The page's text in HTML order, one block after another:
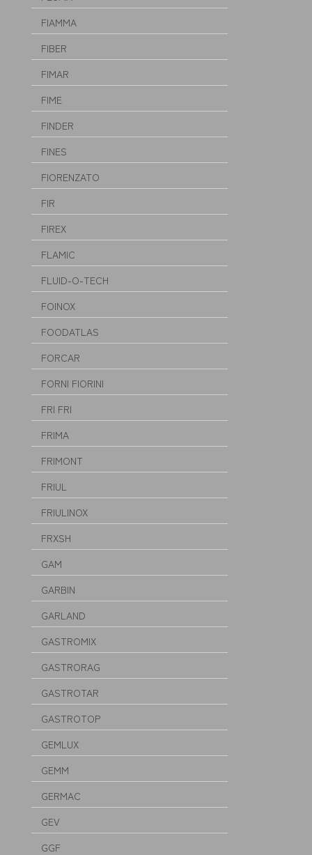
FIAMMA
FIBER
FIMAR
FIME
FINDER
FINES
FIORENZATO
FIR
FIREX
FLAMIC
FLUID-O-TECH
FOINOX
FOODATLAS
FORCAR
FORNI FIORINI
FRI FRI
FRIMA
FRIMONT
FRIUL
FRIULINOX
FRXSH
GAM
GARBIN
GARLAND
GASTROMIX
GASTRORAG
GASTROTAR
GASTROTOP
GEMLUX
GEMM
GERMAC
GEV
GGF